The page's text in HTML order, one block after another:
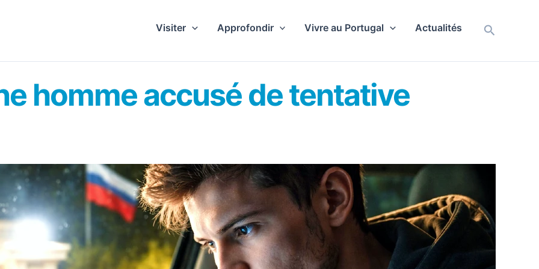
Visiter Approfondir Vivre au Portugal Actualités
homme accusé de tentative